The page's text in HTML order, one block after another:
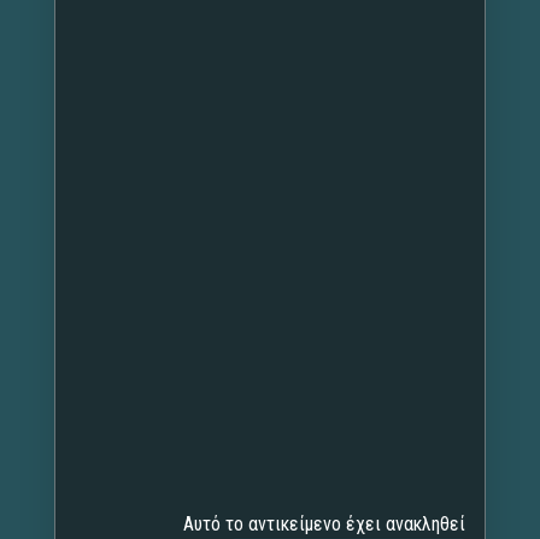
Αυτό το αντικείμενο έχει ανακληθεί